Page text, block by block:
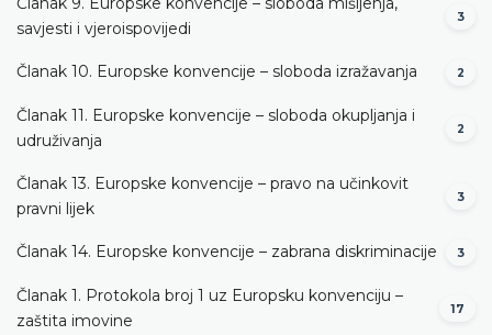
savjesti i vjeroispovijedi
3
Članak 10. Europske konvencije – sloboda izražavanja 2
Članak 11. Europske konvencije – sloboda okupljanja i
udruživanja
2
Članak 13. Europske konvencije – pravo na učinkovit
pravni lijek
3
Članak 14. Europske konvencije – zabrana diskriminacije 3
Članak 1. Protokola broj 1 uz Europsku konvenciju –
zaštita imovine
17